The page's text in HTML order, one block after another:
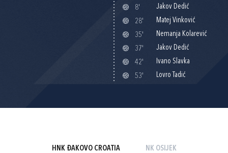
8'
Jakov Dedić
28'
Matej Vinković
35'
Nemanja Kolarević
37'
Jakov Dedić
42'
Ivano Slavka
53'
Lovro Tadić
HNK ĐAKOVO CROATIA NK OSIJEK